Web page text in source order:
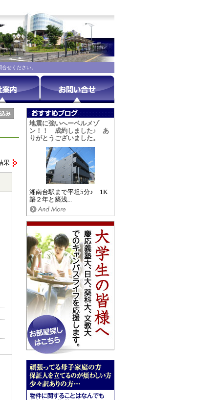
せください。
地震に強いへーベルメゾ
ン！！ 成約しました♪ あ
りがとうございました。
湘南台駅まで平坦5分♪ 1K
築２年と築浅...
果